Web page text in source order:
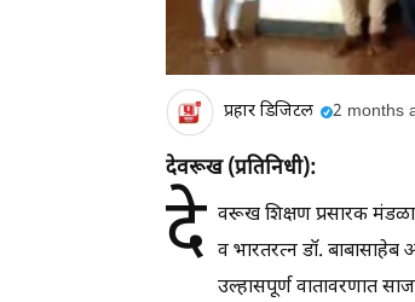
प्रहार डिजिटल 2 months
देवरूख (प्रतिनिधी):
दे वरूख शिक्षण प्रसारक
व भारतरत्न डॉ.
उल्हासपूर्ण वातावरणात